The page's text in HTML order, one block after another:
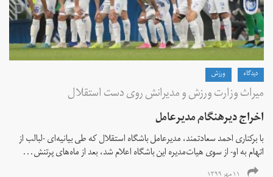
دیدگاه ورزش
میراث وزارت ورزش و مدیرانش روی دست استقلال
اخراج دیرهنگام مدیرعامل
با برکناری احمد سعادتمند، مدیرعامل باشگاه استقلال که طی بیانیه‌ای -لبالب از
اتهام به او- از سوی هیات‌مدیره این باشگاه اعلام شد، بعد از ماه‌های پرتنش...